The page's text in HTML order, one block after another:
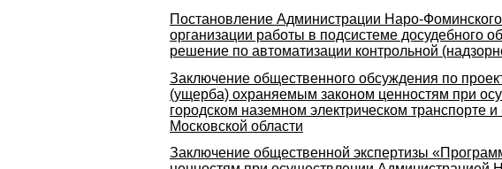
Постановление Администрации Наро-
организации работы в подсистеме досудебного
решение по автоматизации контрольной
Заключение общественного обсуждения по
(ущерба) охраняемым законом ценностям при
городском наземном электрическом транспорте
Московской области
Заключение общественной экспертизы